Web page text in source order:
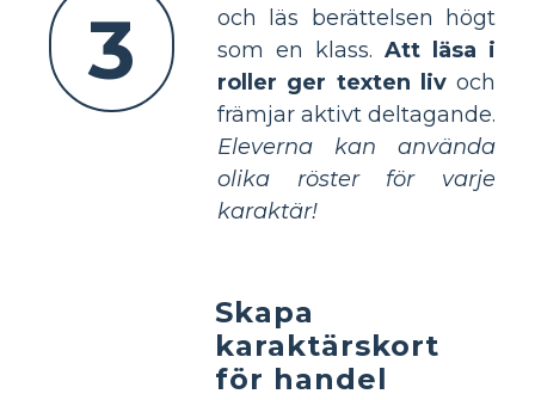
3
och läs berättelsen högt
som en klass. Att läsa i
roller ger texten livoch
främjar aktivt deltagande.
Eleverna kan använda
olika röster för varje
karaktär!
Skapa
karaktärskort
för handel